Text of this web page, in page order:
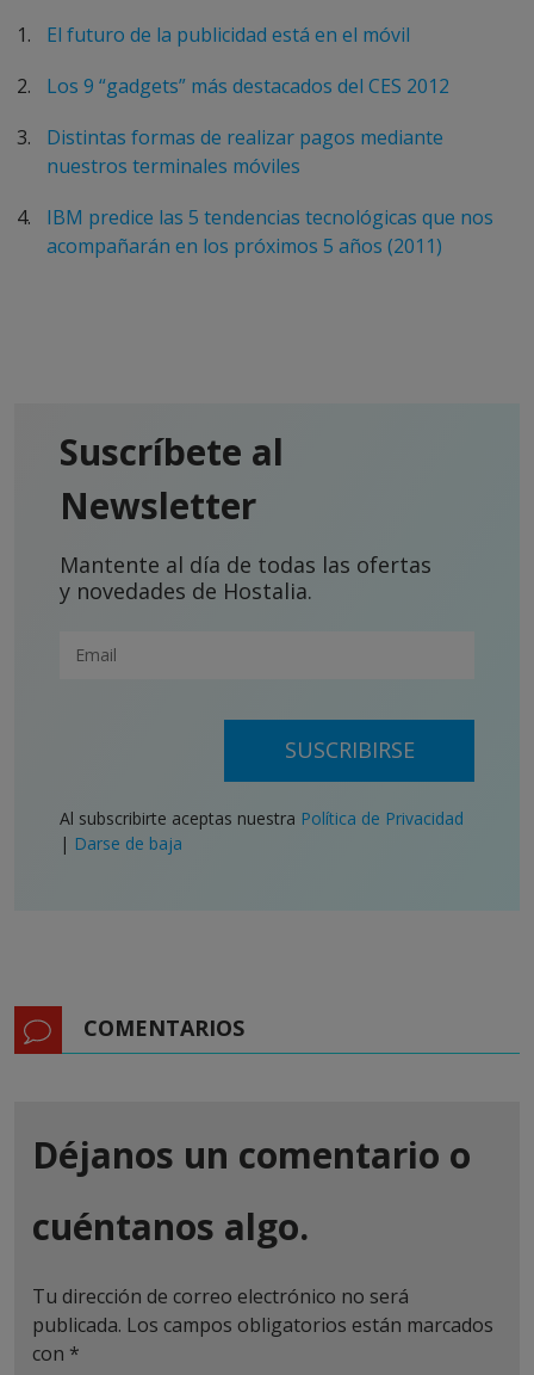
El futuro de la publicidad está en el móvil
Los 9 “gadgets” más destacados del CES 2012
Distintas formas de realizar pagos mediante
nuestros terminales móviles
IBM predice las 5 tendencias tecnológicas que nos
acompañarán en los próximos 5 años (2011)
Suscríbete al
Newsletter
Mantente al día de todas las ofertas
y novedades de Hostalia.
SUSCRIBIRSE
Al subscribirte aceptas nuestra Política de Privacidad
| Darse de baja
COMENTARIOS
Déjanos un comentario o
cuéntanos algo.
Tu dirección de correo electrónico no será
publicada. Los campos obligatorios están marcados
con *